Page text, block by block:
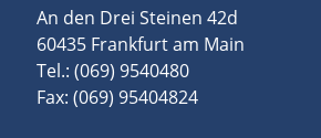
An den Drei Steinen 42d
60435 Frankfurt am Main
Tel.: (069) 9540480
Fax: (069) 95404824